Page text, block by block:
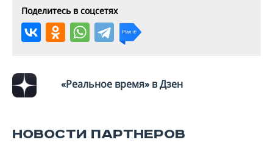
Поделитесь в соцсетях
«Реальное время» в Дзен
НОВОСТИ ПАРТНЕРОВ